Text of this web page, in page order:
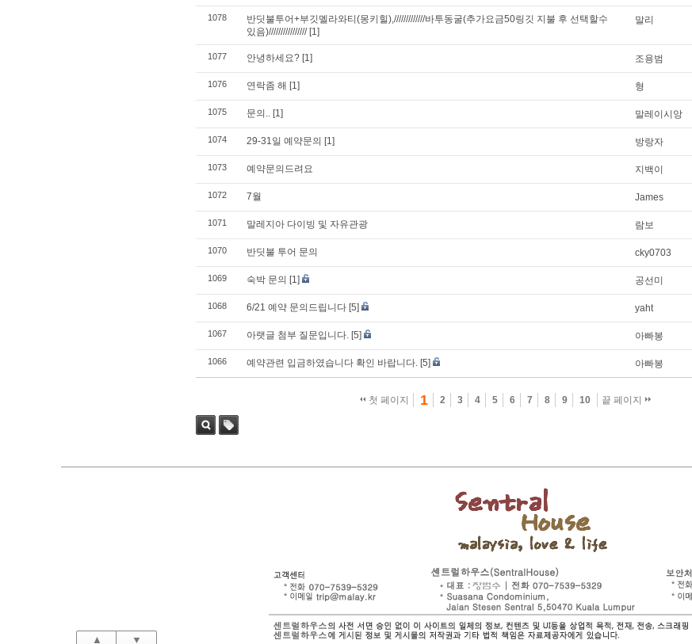
▲ ▼
1078
반딧불투어+부깃멜라와티(몽키힐),/////////////바투동굴(추가요금50링깃 지불 후 선택할수
있음)//////////////// [1]
말리
1077 안녕하세요? [1] 조용범
1076 연락좀 해 [1] 형
1075 문의.. [1] 말레이시앙
1074 29-31일 예약문의 [1] 방랑자
1073 예약문의드려요 지백이
1072 7월 James
1071 말레지아 다이빙 및 자유관광 람보
1070 반딧불 투어 문의 cky0703
1069 숙박 문의 [1] 공선미
1068 6/21 예약 문의드립니다 [5] yaht
1067 아랫글 첨부 질문입니다. [5] 아빠봉
1066 예약관련 입금하였습니다 확인 바랍니다. [5] 아빠봉
첫 페이지 1 2 3 4 5 6 7 8 9 10 끝 페이지